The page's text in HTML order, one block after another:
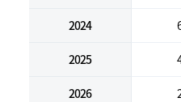
2024
2025
2026